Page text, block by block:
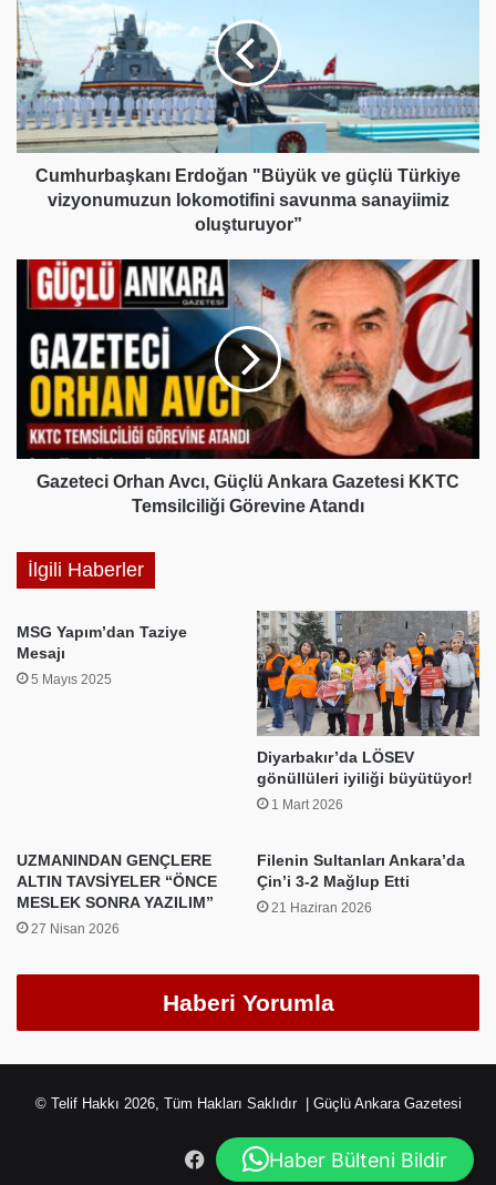
"Büyük
ve
güçlü
Türkiye
vizyonumuzun
lokomotifini
savunma
sanayiimiz
oluşturuyor”
Cumhurbaşkanı Erdoğan "Büyük ve güçlü Türkiye
vizyonumuzun lokomotifini savunma sanayiimiz
oluşturuyor”
Gazeteci
Orhan
Avcı,
Güçlü
Ankara
Gazetesi
KKTC
Temsilciliği
Görevine
Atandı
Gazeteci Orhan Avcı, Güçlü Ankara Gazetesi KKTC
Temsilciliği Görevine Atandı
İlgili Haberler
MSG Yapım’dan Taziye
Mesajı
5 Mayıs 2025
Diyarbakır’da LÖSEV
gönüllüleri iyiliği büyütüyor!
1 Mart 2026
UZMANINDAN GENÇLERE
ALTIN TAVSİYELER “ÖNCE
MESLEK SONRA YAZILIM”
27 Nisan 2026
Filenin Sultanları Ankara’da
Çin’i 3-2 Mağlup Etti
21 Haziran 2026
Haberi Yorumla
© Telif Hakkı 2026, Tüm Hakları Saklıdır | Güçlü Ankara Gazetesi
Facebook
X Instagram
Haber Bülteni Bildir